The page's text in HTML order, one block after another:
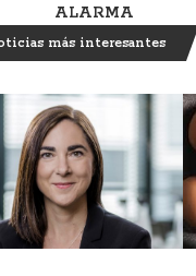
ALARMA
más interesantes